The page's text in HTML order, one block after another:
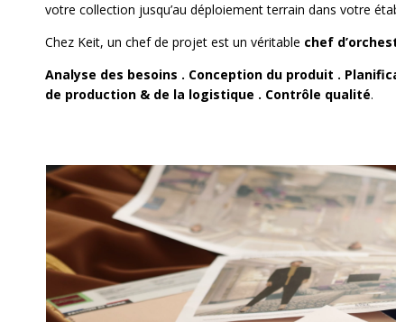
votre collection jusqu’au déploiement terrain dans votre
Chez Keit, un chef de projet est un véritable chef
Analyse des besoins . Conception du produit .
de production & de la logistique . Contrôle qualité.